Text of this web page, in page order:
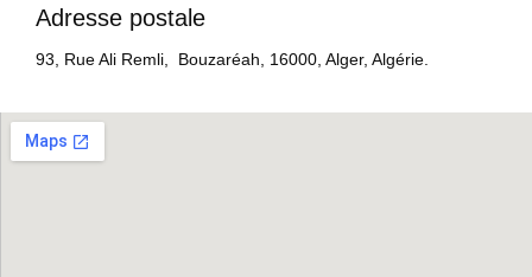
Adresse postale
93, Rue Ali Remli, Bouzaréah, 16000, Alger, Algérie.